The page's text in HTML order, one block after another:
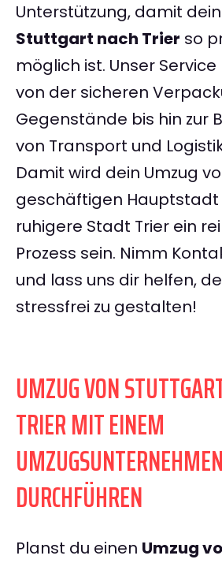
Unterstützung, damit dein
Stuttgart nach Trier so
möglich ist. Unser
von der sicheren
Gegenstände bis hin zur
von Transport und
Damit wird dein Umzug
geschäftigen Hauptstadt
ruhigere Stadt Trier ein
Prozess sein. Nimm
und lass uns dir helfen,
stressfrei zu gestalten!
UMZUG VON
TRIER MIT EINEM
UMZUGSUNTERNEHMEN
DURCHFÜHREN
Planst du einen Umzug